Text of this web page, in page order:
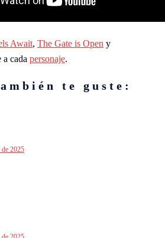
Await, The Gate is Open y
a cada personaje.
te guste:
de 2025